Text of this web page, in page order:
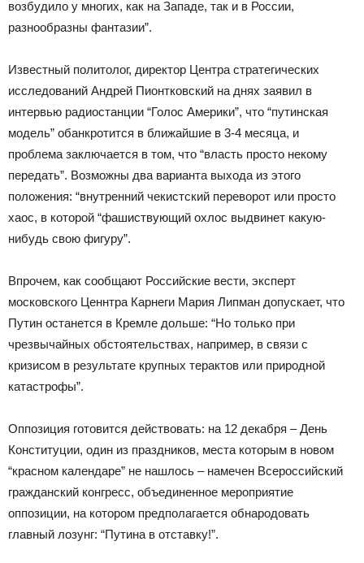
возбудило у многих, как на Западе, так и в России,
разнообразны фантазии”.
Известный политолог, директор Центра стратегических
исследований Андрей Пионтковский на днях заявил в
интервью радиостанции “Голос Америки”, что “путинская
модель” обанкротится в ближайшие в 3-4 месяца, и
проблема заключается в том, что “власть просто некому
передать”. Возможны два варианта выхода из этого
положения: “внутренний чекистский переворот или просто
хаос, в которой “фашиствующий охлос выдвинет какую-
нибудь свою фигуру”.
Впрочем, как сообщают Российские вести, эксперт
московского Ценнтра Карнеги Мария Липман допускает, что
Путин останется в Кремле дольше: “Но только при
чрезвычайных обстоятельствах, например, в связи с
кризисом в результате крупных терактов или природной
катастрофы”.
Оппозиция готовится действовать: на 12 декабря – День
Конституции, один из праздников, места которым в новом
“красном календаре” не нашлось – намечен Всероссийский
гражданский конгресс, объединенное мероприятие
оппозиции, на котором предполагается обнародовать
главный лозунг: “Путина в отставку!”.